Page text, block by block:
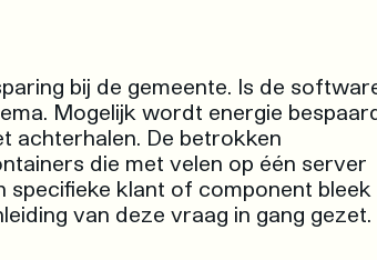
bij de gemeente. Is de
Mogelijk wordt energie
achterhalen. De betrokken
die met velen op één server
specifieke klant of component bleek
van deze vraag in gang gezet.